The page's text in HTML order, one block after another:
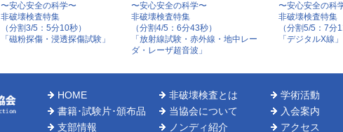
〜安心安全の科学〜
非破壊検査特集
（分割3/5：5分10秒）
「磁粉探傷・浸透探傷試験」
〜安心安全の科学〜
非破壊検査特集
（分割4/5：6分43秒）
「放射線試験・赤外線・地中レー
ダ・レーザ超音波」
〜安心安全の科
非破壊検査特集
（分割5/5：7分
「デジタルX線」
HOME 非破壊検査とは 学術活動
書籍･試験片･頒布品
当協会について 入会案内
支部情報
ノンディ紹介 アクセス